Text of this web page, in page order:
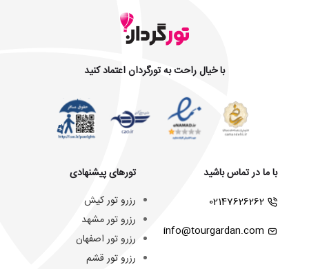
با خیال راحت به تورگردان اعتماد کنید
با ما در تماس باشید
02147626262
info@tourgardan.com
تورهای پیشنهادی
رزرو تور کیش
رزرو تور مشهد
رزرو تور اصفهان
رزرو تور قشم